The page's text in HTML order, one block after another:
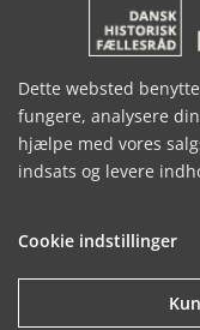
V2 raket ved museet i
Under alle
skønne område
meget tid på torvet
Dette websted
fungere, analysere
hjælpe med vores
indsats og levere
Cookie indstillinger